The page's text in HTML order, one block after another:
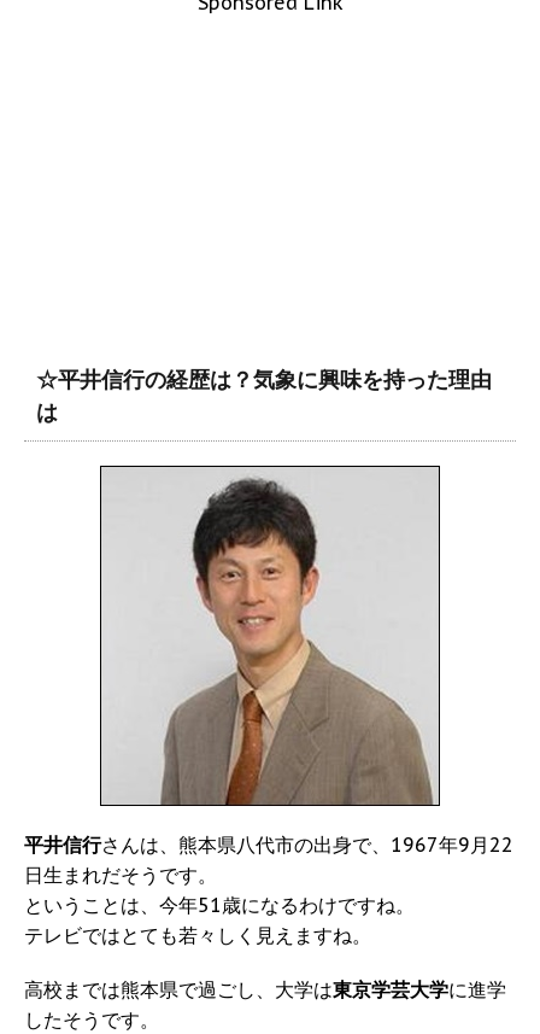
☆平井信行の経歴は？気象に興味を持った理由
は
平井信行さんは、熊本県八代市の出身で、1967年9月22
日生まれだそうです。
ということは、今年51歳になるわけですね。
テレビではとても若々しく見えますね。
高校までは熊本県で過ごし、大学は東京学芸大学に進学
したそうです。